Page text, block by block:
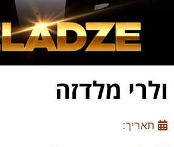
ולרי מלדזה
תאריך: